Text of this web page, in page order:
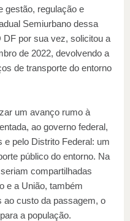
gestão, regulação e
Semiurbano dessa
DF por sua vez, solicitou a
de 2022, devolvendo a
de transporte do entorno
um avanço rumo à
ao governo federal,
e pelo Distrito Federal: um
público do entorno. Na
compartilhadas
e a União, também
ao custo da passagem, o
a população.